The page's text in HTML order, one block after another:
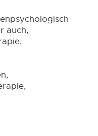
auch,